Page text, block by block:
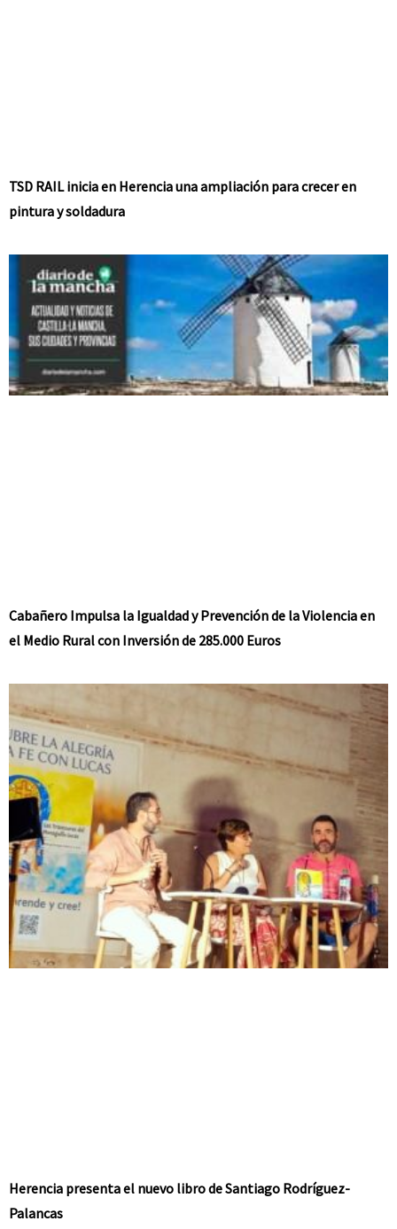
TSD RAIL inicia en Herencia una ampliación para crecer en
pintura y soldadura
Cabañero Impulsa la Igualdad y Prevención de la Violencia en
el Medio Rural con Inversión de 285.000 Euros
Herencia presenta el nuevo libro de Santiago Rodríguez-
Palancas